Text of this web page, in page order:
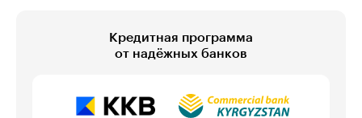
Кредитная программа
от надёжных банков